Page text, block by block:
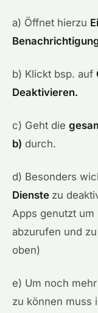
a) Öffnet hierzu
b) Klickt bsp. auf
Deaktivieren.
c) Geht die
b) durch.
d) Besonders
Dienste zu
Apps genutzt um
abzurufen und
oben)
e) Um noch
zu können muss